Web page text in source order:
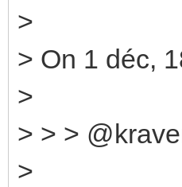
>
> On 1 déc,
>
> > >
>